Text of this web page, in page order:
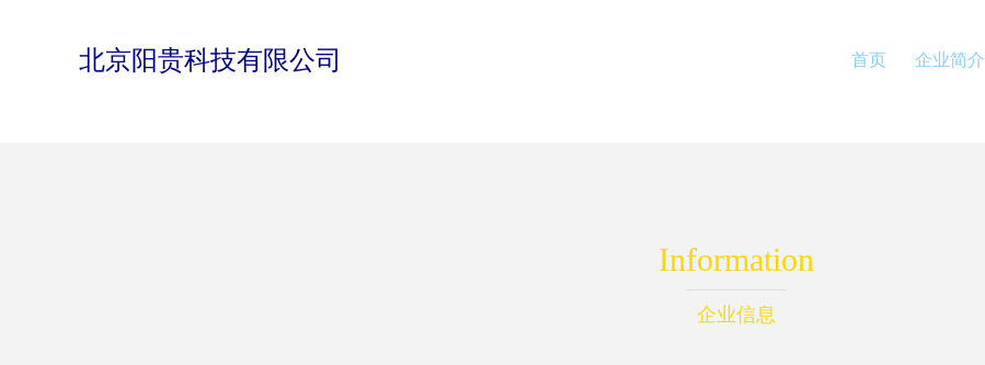
北京阳贵科技有限公司 首页 企业简介
Information
企业信息